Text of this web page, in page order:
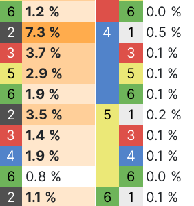
6
1.2 %
2
7.3 %
3
3.7 %
5
2.9 %
6
1.9 %
2
3.5 %
3
1.4 %
4
1.9 %
6
0.8 %
2
1.1 %
6
0.0 %
4
1
0.5 %
3
0.1 %
5
0.1 %
6
0.1 %
5
1
0.2 %
3
0.1 %
4
0.1 %
6
0.0 %
6
1
0.1 %